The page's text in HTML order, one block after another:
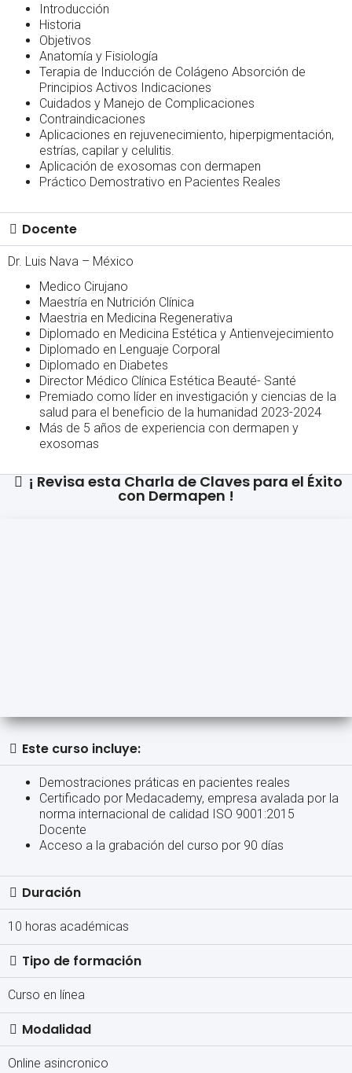
Introducción
Historia
Objetivos
Anatomía y Fisiología
Terapia de Inducción de Colágeno Absorción de
Principios Activos Indicaciones
Cuidados y Manejo de Complicaciones
Contraindicaciones
Aplicaciones en rejuvenecimiento, hiperpigmentación,
estrías, capilar y celulitis.
Aplicación de exosomas con dermapen
Práctico Demostrativo en Pacientes Reales
Docente
Dr. Luis Nava – México
Medico Cirujano
Maestría en Nutrición Clínica
Maestria en Medicina Regenerativa
Diplomado en Medicina Estética y Antienvejecimiento
Diplomado en Lenguaje Corporal
Diplomado en Diabetes
Director Médico Clínica Estética Beauté- Santé
Premiado como líder en investigación y ciencias de la
salud para el beneficio de la humanidad 2023-2024
Más de 5 años de experiencia con dermapen y
exosomas
¡ Revisa esta Charla de Claves para el Éxito
con Dermapen !
Este curso incluye:
Demostraciones práticas en pacientes reales
Certificado por Medacademy, empresa avalada por la
norma internacional de calidad ISO 9001:2015
Docente
Acceso a la grabación del curso por 90 días
Duración
10 horas académicas
Tipo de formación
Curso en línea
Modalidad
Online asincronico